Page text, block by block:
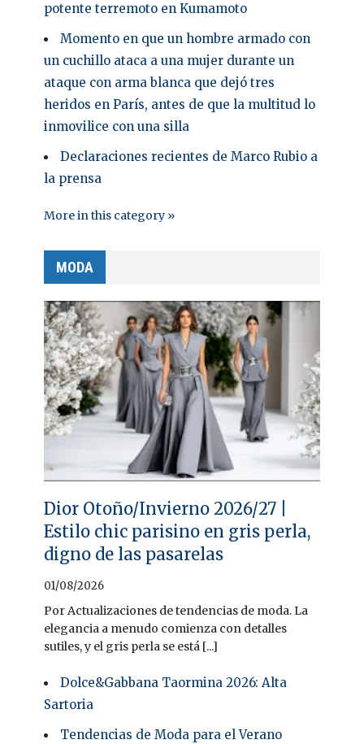
potente terremoto en Kumamoto
Momento en que un hombre armado con
un cuchillo ataca a una mujer durante un
ataque con arma blanca que dejó tres
heridos en París, antes de que la multitud lo
inmovilice con una silla
Declaraciones recientes de Marco Rubio a
la prensa
More in this category »
MODA
Dior Otoño/Invierno 2026/27 |
Estilo chic parisino en gris perla,
digno de las pasarelas
01/08/2026
Por Actualizaciones de tendencias de moda. La
elegancia a menudo comienza con detalles
sutiles, y el gris perla se está [...]
Dolce&Gabbana Taormina 2026: Alta
Sartoria
Tendencias de Moda para el Verano